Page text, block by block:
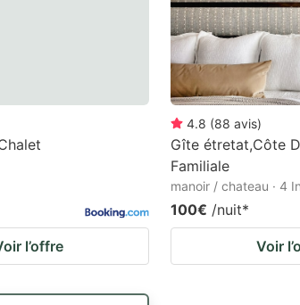
l’offre
4.8 (88 avis)
Gîte étretat,Côte
Familiale
manoir / chateau · 4
100€ /nuit*
Voir